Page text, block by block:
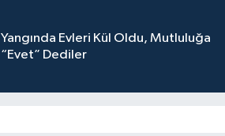
Yangında Evleri Kül Oldu, Mutluluğa
“Evet” Dediler